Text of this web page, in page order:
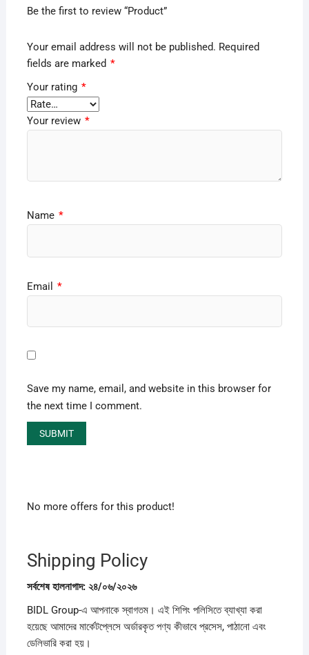
Be the first to review “Product”
Your email address will not be published. Required
fields are marked *
Your rating *
Your review *
Name *
Email *
Save my name, email, and website in this browser for
the next time I comment.
No more offers for this product!
Shipping Policy
সর্বশেষহালনাগাদ: ২৪/০৬/২০২৬
BIDL Group-এ আপনাকে স্বাগতম। এই শিপিং পলিসিতে ব্যাখ্যা করা
হয়েছে আমাদের মার্কেটপ্লেসে অর্ডারকৃত পণ্য কীভাবে প্রসেস, পাঠানো এবং
ডেলিভারি করা হয়।